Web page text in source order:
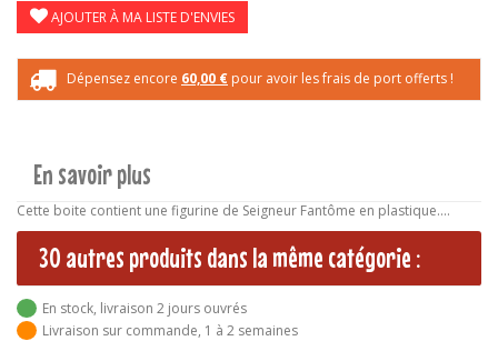
AJOUTER À MA LISTE D'ENVIES
Dépensez encore 60,00 € pour avoir les frais de port offerts !
En savoir plus
Cette boite contient une figurine de Seigneur Fantôme en plastique....
30 autres produits dans la même catégorie :
En stock, livraison 2 jours ouvrés
Livraison sur commande, 1 à 2 semaines